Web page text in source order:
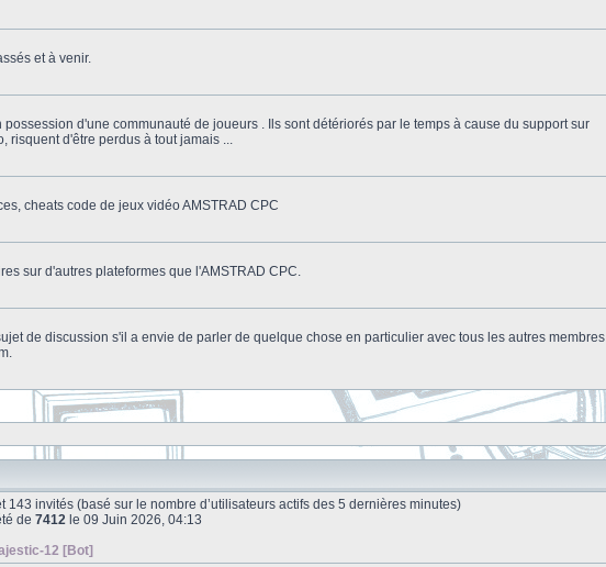
et à venir.
d'une communauté de joueurs . Ils sont détériorés par le temps à cause du support sur
risquent d'être perdus à tout jamais ...
cheats code de jeux vidéo AMSTRAD CPC
sur d'autres plateformes que l'AMSTRAD CPC.
de discussion s'il a envie de parler de quelque chose en particulier avec tous les autres membres
invités (basé sur le nombre d’utilisateurs actifs des 5 dernières minutes)
de 7412 le 09 Juin 2026, 04:13
12 [Bot]